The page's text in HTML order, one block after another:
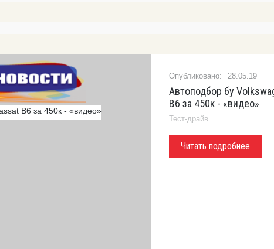
28.05.19
Автоподбор бу
B6 за 450к - «видео»
Тест-драйв
Читать подробнее